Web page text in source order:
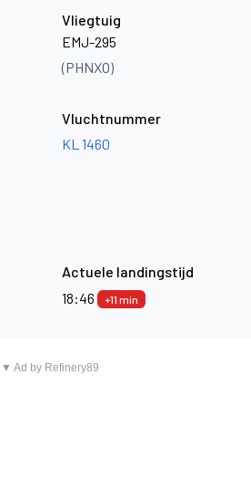
Vliegtuig
EMJ-295
(PHNXO)
Vluchtnummer
KL 1460
Actuele landingstijd
18:46
+11 min
▼ Ad by Refinery89